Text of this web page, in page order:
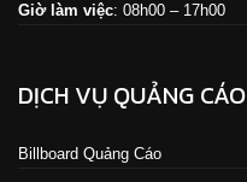
Giờ làm việc: 08h00 – 17h00
DỊCH VỤ QUẢNG CÁO
Billboard Quảng Cáo